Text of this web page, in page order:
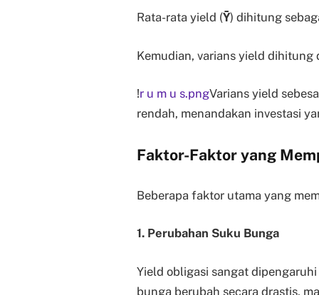
Rata-rata yield (Ȳ) dihitung
Kemudian, varians yield dihitung
!r u m u s.pngVarians yield
rendah, menandakan investasi
Faktor-Faktor yang
Beberapa faktor utama yang
1. Perubahan Suku Bunga
Yield obligasi sangat
bunga berubah secara drastis,